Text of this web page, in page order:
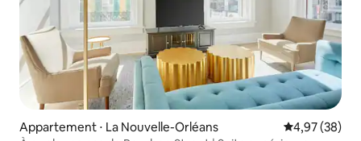
Appartement ⋅ La Nouvelle-Orléans Évaluation
4,97 (38)